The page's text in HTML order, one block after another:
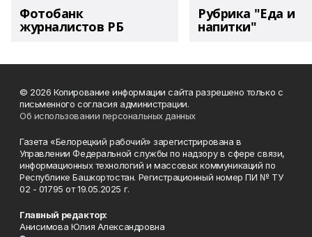
Фотобанк
журналистов РБ
Рубрика "Еда и
напитки"
© 2026 Копирование информации сайта разрешено только с
письменного согласия администрации.
Об использовании персональных данных
Газета «Белорецкий рабочий» зарегистрирована в
Управлении Федеральной службы по надзору в сфере связи,
информационных технологий и массовых коммуникаций по
Республике Башкортостан. Регистрационный номер ПИ № ТУ
02 - 01795 от 19.05.2025 г.
Главный редактор:
Анисимова Юлия Александровна